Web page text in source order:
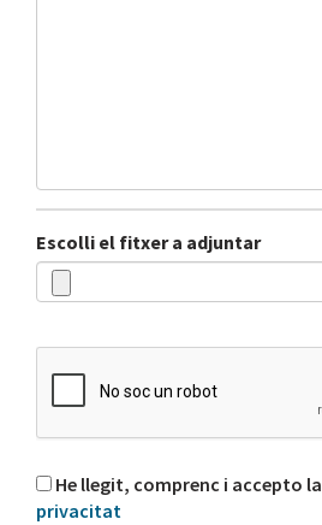
Escolli el fitxer a adjuntar
He llegit, comprenc i accepto la
privacitat